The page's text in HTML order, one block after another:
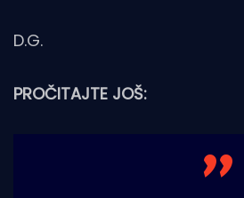
D.G.
PROČITAJTE JOŠ: